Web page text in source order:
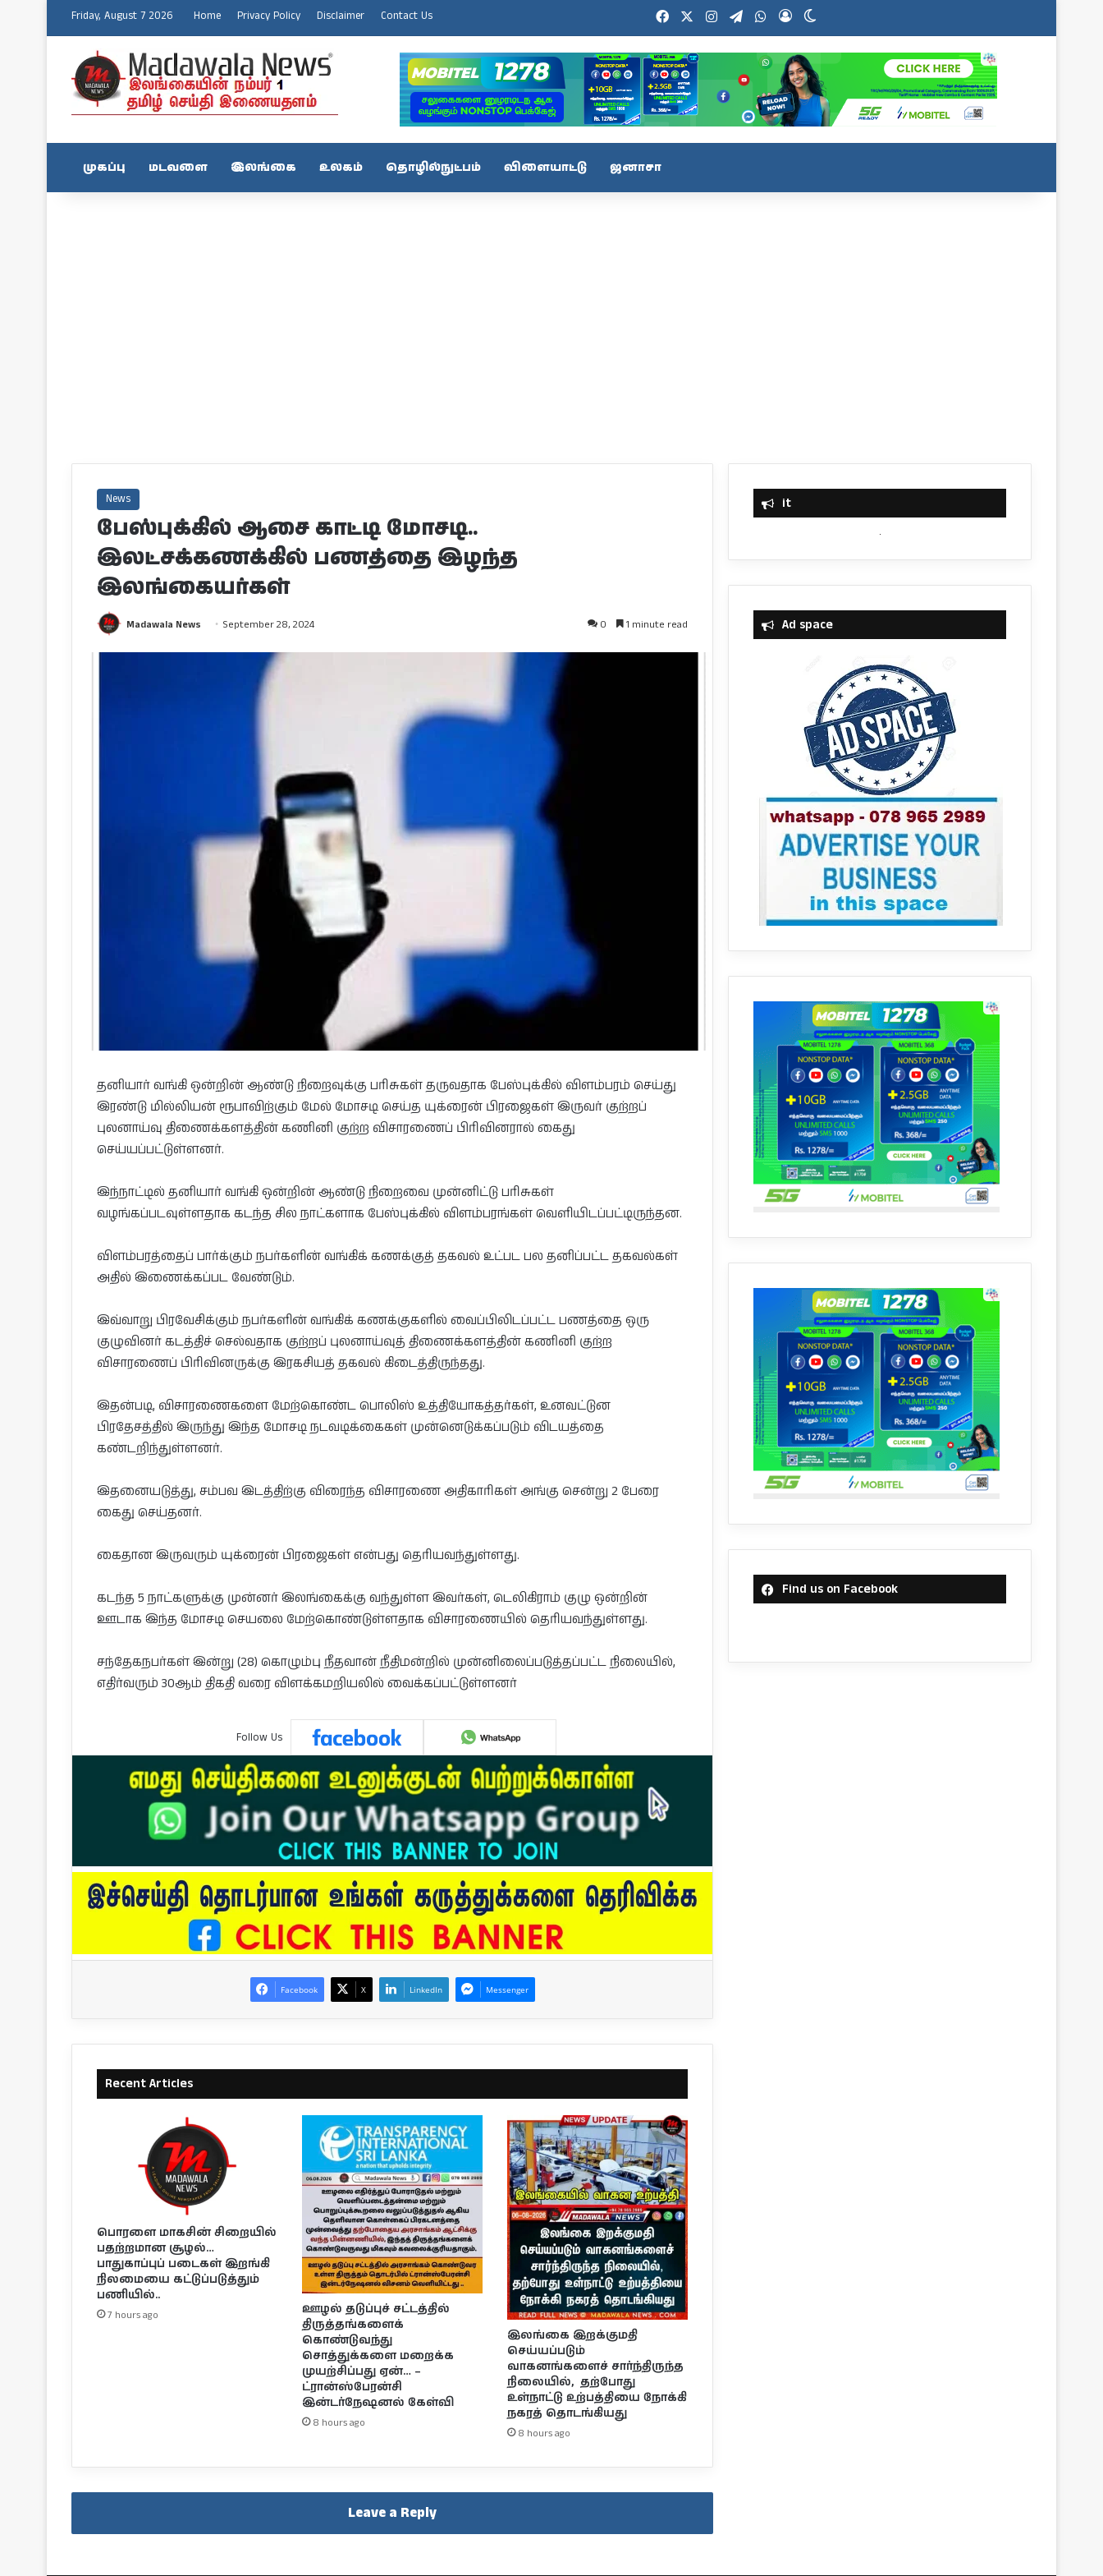
Friday, August 7 2026 Home Privacy Policy Disclaimer Contact Us FacebookInstagramTelegramWhatsApp
Log In
முகப்பு மடவளை இலங்கை உலகம் தொழில்நுட்பம் விளையாட்டு ஜனாசா
News
பேஸ்புக்கில் ஆசை காட்டி மோசடி..
இலட்சக்கணக்கில் பணத்தை இழந்த
இலங்கையர்கள்
Madawala News September 28, 2024 0 1 minute read
தனியார் வங்கி ஒன்றின் ஆண்டு நிறைவுக்கு பரிசுகள் தருவதாக பேஸ்புக்கில் விளம்பரம் செய்து
இரண்டு மில்லியன் ரூபாவிற்கும் மேல் மோசடி செய்த யுக்ரைன் பிரஜைகள் இருவர் குற்றப்
புலனாய்வு திணைக்களத்தின் கணினி குற்ற விசாரணைப் பிரிவினரால் கைது
செய்யப்பட்டுள்ளனர்.
இந்நாட்டில் தனியார் வங்கி ஒன்றின் ஆண்டு நிறைவை முன்னிட்டு பரிசுகள்
வழங்கப்படவுள்ளதாக கடந்த சில நாட்களாக பேஸ்புக்கில் விளம்பரங்கள் வெளியிடப்பட்டிருந்தன.
விளம்பரத்தைப் பார்க்கும் நபர்களின் வங்கிக் கணக்குத் தகவல் உட்பட பல தனிப்பட்ட தகவல்கள்
அதில் இணைக்கப்பட வேண்டும்.
இவ்வாறு பிரவேசிக்கும் நபர்களின் வங்கிக் கணக்குகளில் வைப்பிலிடப்பட்ட பணத்தை ஒரு
குழுவினர் கடத்திச் செல்வதாக குற்றப் புலனாய்வுத் திணைக்களத்தின் கணினி குற்ற
விசாரணைப் பிரிவினருக்கு இரகசியத் தகவல் கிடைத்திருந்தது.
இதன்படி, விசாரணைகளை மேற்கொண்ட பொலிஸ் உத்தியோகத்தர்கள், உனவட்டுன
பிரதேசத்தில் இருந்து இந்த மோசடி நடவடிக்கைகள் முன்னெடுக்கப்படும் விடயத்தை
கண்டறிந்துள்ளனர்.
இதனையடுத்து, சம்பவ இடத்திற்கு விரைந்த விசாரணை அதிகாரிகள் அங்கு சென்று 2 பேரை
கைது செய்தனர்.
கைதான இருவரும் யுக்ரைன் பிரஜைகள் என்பது தெரியவந்துள்ளது.
கடந்த 5 நாட்களுக்கு முன்னர் இலங்கைக்கு வந்துள்ள இவர்கள், டெலிகிராம் குழு ஒன்றின்
ஊடாக இந்த மோசடி செயலை மேற்கொண்டுள்ளதாக விசாரணையில் தெரியவந்துள்ளது.
சந்தேகநபர்கள் இன்று (28) கொழும்பு நீதவான் நீதிமன்றில் முன்னிலைப்படுத்தப்பட்ட நிலையில்,
எதிர்வரும் 30ஆம் திகதி வரை விளக்கமறியலில் வைக்கப்பட்டுள்ளனர்
Follow Us
Facebook X LinkedIn Messenger
Recent Articles
பொரளை மாகசின் சிறையில்
பதற்றமான சூழல்…
பாதுகாப்புப் படைகள் இறங்கி
நிலமையை கட்டுப்படுத்தும்
பணியில்..
7 hours ago
ஊழல் தடுப்புச் சட்டத்தில்
திருத்தங்களைக்
கொண்டுவந்து
சொத்துக்களை மறைக்க
முயற்சிப்பது ஏன்… –
ட்ரான்ஸ்பேரன்சி
இன்டர்நேஷனல் கேள்வி
8 hours ago
இலங்கை இறக்குமதி
செய்யப்படும்
வாகனங்களைச் சார்ந்திருந்த
நிலையில், தற்போது
உள்நாட்டு உற்பத்தியை நோக்கி
நகரத் தொடங்கியது
8 hours ago
Leave a Reply
it
Ad space
Find us on Facebook